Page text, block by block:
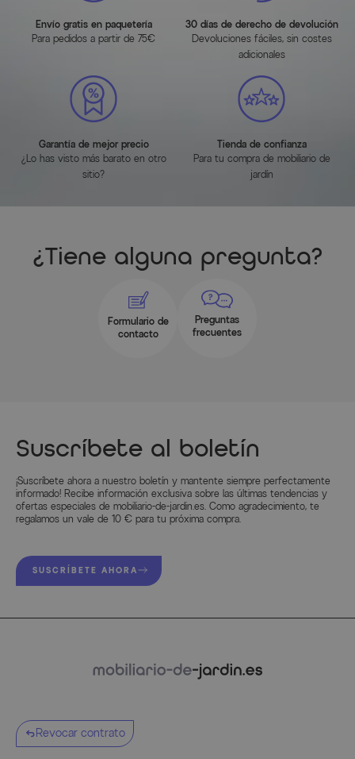
Ancho del asiento: aprox. 49 cm
Peso: aprox. 5,5 kg
Capacidad de carga máx.: aprox. 120 kg
Sillas plegables
aprox. 65 x 60,5 x 109 cm
Ancho del asiento: aprox. 49 cm
Altura de los reposabrazos: aprox. 64,5 cm
Peso: aprox. 6,5 kg
Capacidad de carga máx.: aprox. 120 kg
Color del tablero de la mesa
Envío gratis en paquetería
Para pedidos a partir de 75€
30 días de derecho de devolución
Devoluciones fáciles, sin costes
adicionales
Garantía de mejor precio
¿Lo has visto más barato en otro
sitio?
Tienda de confianza
Para tu compra de mobiliario de
jardín
¿Tiene alguna pregunta?
Formulario de
contacto
Preguntas
frecuentes
Suscríbete al boletín
¡Suscríbete ahora a nuestro boletín y mantente siempre perfectamente
informado! Recibe información exclusiva sobre las últimas tendencias y
ofertas especiales de mobiliario-de-jardin.es. Como agradecimiento, te
regalamos un vale de 10 € para tu próxima compra.
SUSCRÍBETE AHORA
Revocar contrato